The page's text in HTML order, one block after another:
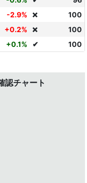
-2.9% ❌
100
+0.2% ❌
100
+0.1% ✔ 100
認チャート